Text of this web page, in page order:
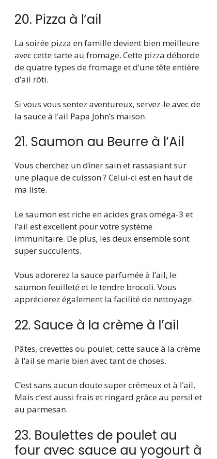
20. Pizza à l’ail
La soirée pizza en famille devient bien meilleure
avec cette tarte au fromage. Cette pizza déborde
de quatre types de fromage et d’une tête entière
d’ail rôti.
Si vous vous sentez aventureux, servez-le avec de
la sauce à l’ail Papa John’s maison.
21. Saumon au Beurre à l’Ail
Vous cherchez un dîner sain et rassasiant sur
une plaque de cuisson ? Celui-ci est en haut de
ma liste.
Le saumon est riche en acides gras oméga-3 et
l’ail est excellent pour votre système
immunitaire. De plus, les deux ensemble sont
super succulents.
Vous adorerez la sauce parfumée à l’ail, le
saumon feuilleté et le tendre brocoli. Vous
apprécierez également la facilité de nettoyage.
22. Sauce à la crème à l’ail
Pâtes, crevettes ou poulet, cette sauce à la crème
à l’ail se marie bien avec tant de choses.
C’est sans aucun doute super crémeux et à l’ail.
Mais c’est aussi frais et ringard grâce au persil et
au parmesan.
23. Boulettes de poulet au
four avec sauce au yogourt à